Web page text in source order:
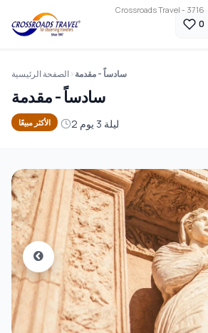
Crossroads Travel - 3716
0
الصفحة الرئيسية سادساً - مقدمة
سادساً - مقدمة
الأكثر مبيعًا 2 ليلة 3 يوم